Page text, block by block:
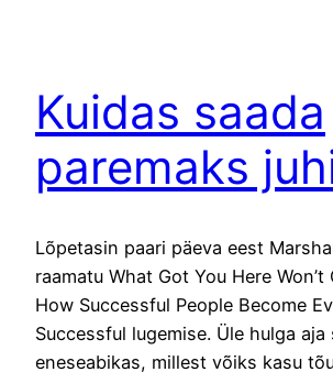
Kuidas saada
paremaks
Lõpetasin paari päeva eest
raamatu What Got You Here Won’t
How Successful People Become
Successful lugemise. Üle hulga aja
eneseabikas, millest võiks kasu